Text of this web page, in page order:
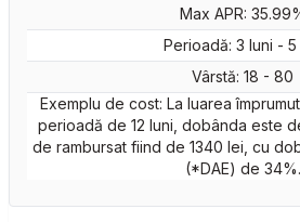
Max APR:
Perioadă: 3 luni - 5
Vârstă: 18 - 80
Exemplu de cost: La luarea
perioadă de 12 luni, dobânda este
de rambursat fiind de 1340 lei, cu
(*DAE) de 34%.